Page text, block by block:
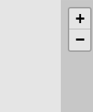
+
−